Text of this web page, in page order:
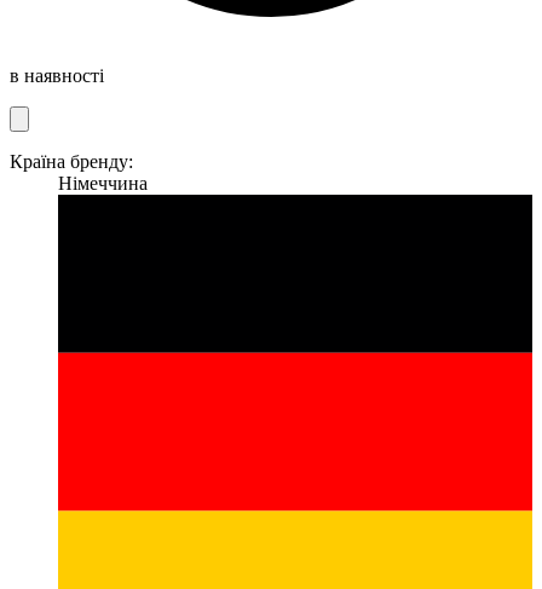
в наявності
Країна бренду:
Німеччина